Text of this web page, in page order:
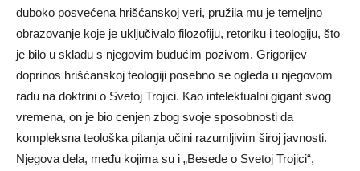
duboko posvećena hrišćanskoj veri, pružila mu je temeljno
obrazovanje koje je uključivalo filozofiju, retoriku i teologiju, što
je bilo u skladu s njegovim budućim pozivom. Grigorijev
doprinos hrišćanskoj teologiji posebno se ogleda u njegovom
radu na doktrini o Svetoj Trojici. Kao intelektualni gigant svog
vremena, on je bio cenjen zbog svoje sposobnosti da
kompleksna teološka pitanja učini razumljivim široj javnosti.
Njegova dela, među kojima su i „Besede o Svetoj Trojici“,